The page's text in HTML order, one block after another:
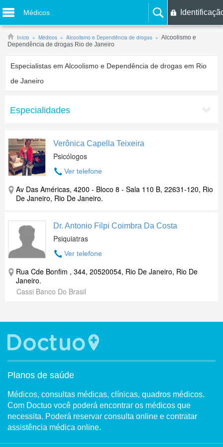
Médicos
Início Médicos Alcoolismo e Dependência de drogas
Alcoolismo e
Dependência de drogas Rio de Janeiro
Especialistas em Alcoolismo e Dependência de drogas em Rio
de Janeiro
Especialidades
Verônica Capella Teixeira
Psicólogos
Ver telefone
Av Das Américas, 4200 - Bloco 8 - Sala 110 B, 22631-120, Rio
De Janeiro, Rio De Janeiro.
Dr. Antonio Filpi Coimbra Da Costa
Psiquiatras
Ver telefone
Rua Cde Bonfim , 344, 20520054, Rio De Janeiro, Rio De
Janeiro.
Cassi Banco Do Brasil
Planos de saúde
Médicos, consultas médicas, clínicas, quadros médicos.
Com Doctuo você poderá encontrar os médicos que
necessita. Poderá reservar consulta online e contratar
assistência médica online.